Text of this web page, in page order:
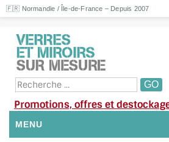
🇫🇷 Normandie / Île-de-France – Depuis 2007
Promotions, offres et
MENU